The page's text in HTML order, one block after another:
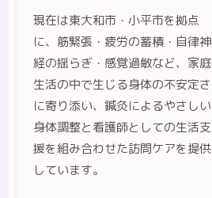
現在は東大和市・小平市を拠点
に、筋緊張・疲労の蓄積・自律神
経の揺らぎ・感覚過敏など、家庭
生活の中で生じる身体の不安定さ
に寄り添い、鍼灸によるやさしい
身体調整と看護師としての生活支
援を組み合わせた訪問ケアを提供
しています。